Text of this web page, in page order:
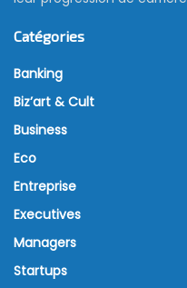
Catégories
Banking
Biz’art & Cult
Business
Eco
Entreprise
Executives
Managers
Startups